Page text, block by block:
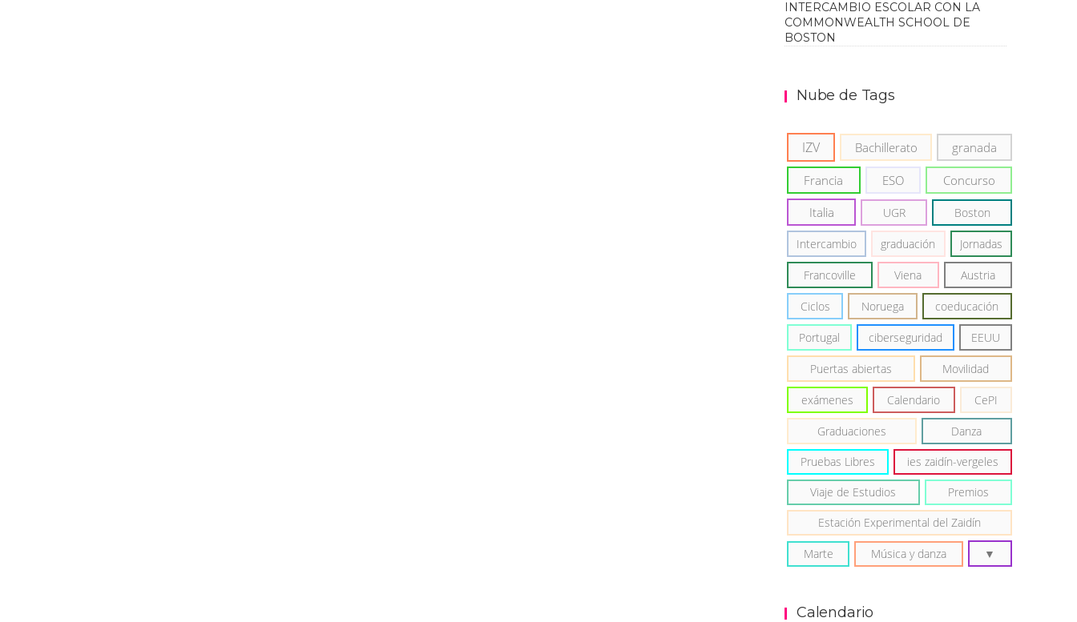
INTERCAMBIO ESCOLAR CON LA
COMMONWEALTH SCHOOL DE
BOSTON
Nube de Tags
IZV Bachillerato granada
Francia ESO
Concurso
Italia
UGR Boston
Intercambio graduación Jornadas
Francoville Viena Austria
Ciclos Noruega coeducación
Portugal ciberseguridad EEUU
Puertas abiertas Movilidad
exámenes Calendario CePI
Graduaciones Danza
Pruebas Libres ies zaidín-vergeles
Viaje de Estudios Premios
Estación Experimental del Zaidín
Marte Música y danza
Calendario